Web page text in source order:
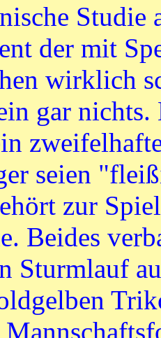
Studie
der mit
wirklich
gar nichts.
seien
zur
Beides
Sturmlauf